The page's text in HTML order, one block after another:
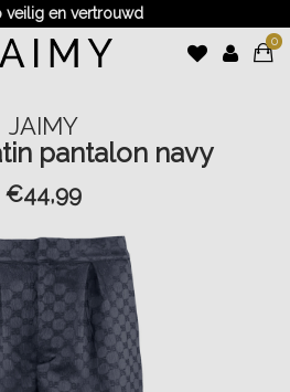
veilig en vertrouwd
0
JAIMY
pantalon navy
€44,99